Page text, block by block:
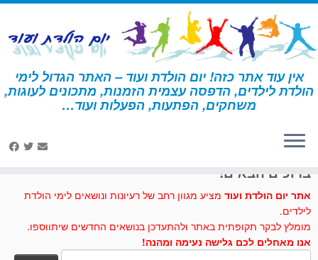
דלג
לתוכן
אין עוד אתר כזה! יום הולדת ועוד – האתר הגדול לימי
הולדת לילדים, הדפסה עצמית הזמנות, מתכונים לעוגות,
משחקים, הפתעות, הפעלות ועוד… דף הבית » ספיידרמן
ברוכים הבאים!
אתר יום הולדת ועוד מציע מגוון רחב של רעיונות ונושאים לימי הולדת
לילדים.
מומלץ לבקר תקופתית באתר ולהתעדכן בנושאים החדשים שיתווספו.
אנו מאחלים לכם גלישה נעימה ומהנה!